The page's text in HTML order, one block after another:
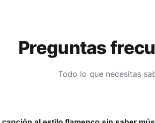
Preguntas
Todo lo que necesitas